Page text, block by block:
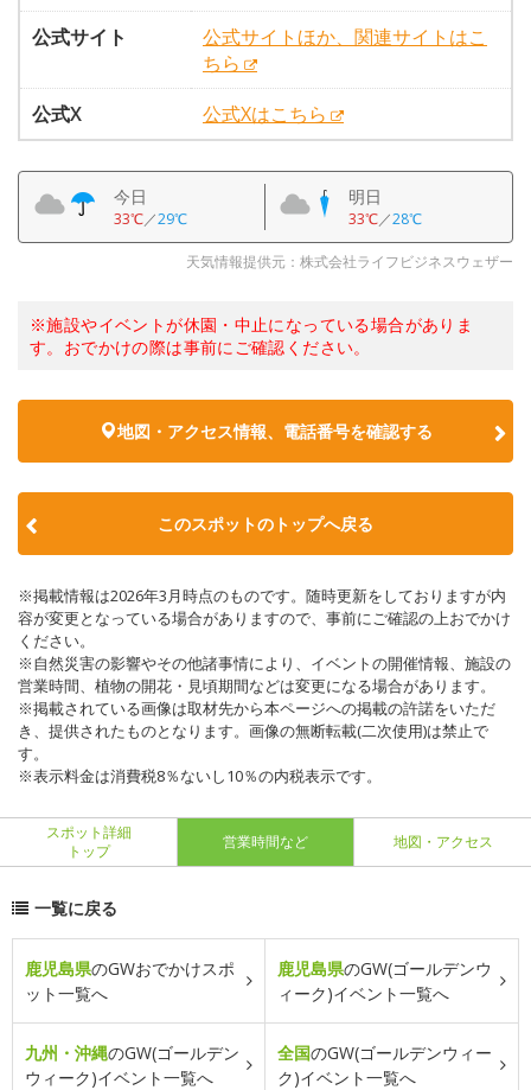
公式サイト
公式サイトほか、関連サイトはこ
ちら
公式X
公式Xはこちら
今日
33℃／29℃
明日
33℃／28℃
天気情報提供元：株式会社ライフビジネスウェザー
※施設やイベントが休園・中止になっている場合がありま
す。おでかけの際は事前にご確認ください。
地図・アクセス情報、電話番号を確認する
このスポットのトップへ戻る
※掲載情報は2026年3月時点のものです。随時更新をしておりますが内
容が変更となっている場合がありますので、事前にご確認の上おでかけ
ください。
※自然災害の影響やその他諸事情により、イベントの開催情報、施設の
営業時間、植物の開花・見頃期間などは変更になる場合があります。
※掲載されている画像は取材先から本ページへの掲載の許諾をいただ
き、提供されたものとなります。画像の無断転載(二次使用)は禁止で
す。
※表示料金は消費税8％ないし10％の内税表示です。
スポット詳細
トップ
営業時間など 地図・アクセス
一覧に戻る
鹿児島県のGWおでかけスポ
ット一覧へ
鹿児島県のGW(ゴールデンウ
ィーク)イベント一覧へ
九州・沖縄のGW(ゴールデン
ウィーク)イベント一覧へ
全国のGW(ゴールデンウィー
ク)イベント一覧へ